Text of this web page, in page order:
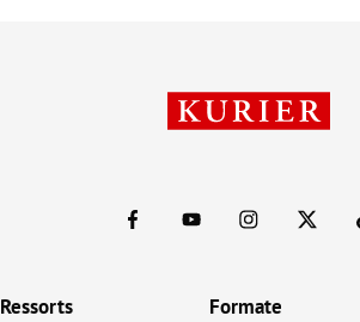
Ressorts Formate